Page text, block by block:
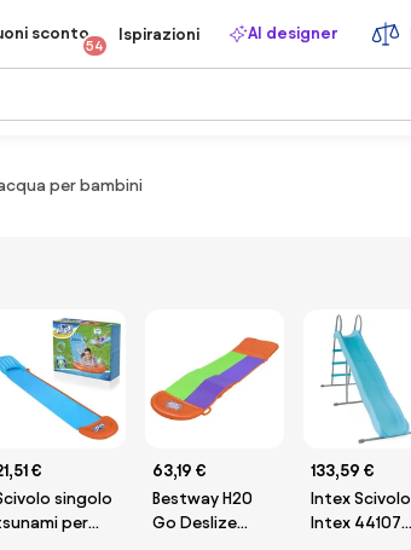
sconto
54
Ispirazioni AI designer
per bambini
€
singolo
per
63,19 €
Bestway H20
Go Deslize
133,59 €
Intex Scivolo
Intex 44107